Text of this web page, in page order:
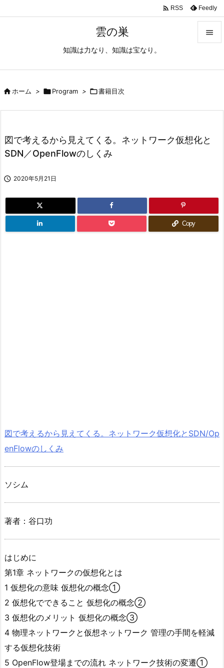
雲の巣
知識は力なり、知識は宝なり。

次へ
 RSS Feedly
ホーム > Program > 書籍目次
図で考えるから見えてくる。ネットワーク仮想化と
SDN／OpenFlowのしくみ
 2020年5月21日
Copy
図で考えるから見えてくる。ネットワーク仮想化とSDN/Op
enFlowのしくみ
ソシム
著者：谷口功
はじめに
第1章 ネットワークの仮想化とは
1 仮想化の意味 仮想化の概念①
2 仮想化でできること 仮想化の概念②
3 仮想化のメリット 仮想化の概念③
4 物理ネットワークと仮想ネットワーク 管理の手間を軽減
する仮想化技術
5 OpenFlow登場までの流れ ネットワーク技術の変遷①